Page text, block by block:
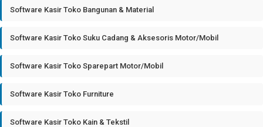
Software Kasir Toko Bangunan & Material
Software Kasir Toko Suku Cadang & Aksesoris Motor/Mobil
Software Kasir Toko Sparepart Motor/Mobil
Software Kasir Toko Furniture
Software Kasir Toko Kain & Tekstil